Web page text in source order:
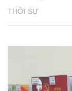
THỜI SỰ